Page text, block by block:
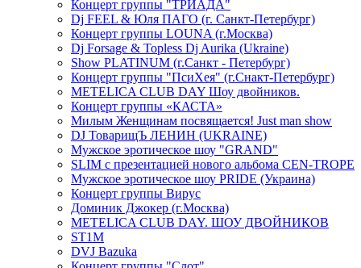
Концерт группы "ТРИАДА"
Dj FEEL & Юля ПАГО (г. Санкт-Петербург)
Концерт группы LOUNA (г.Москва)
Dj Forsage & Topless Dj Aurika (Ukraine)
Show PLATINUM (г.Санкт - Петербург)
Концерт группы "ПсиХея" (г.Снакт-Петербург)
METELICA CLUB DAY Шоу двойников.
Концерт группы «КАСТА»
Милым Женщинам посвящается! Just man show
DJ ТоварищЪ ЛЕНИН (UKRAINE)
Мужское эротическое шоу "GRAND"
SLIM с презентацией нового альбома CEN-TROPE
Мужское эротическое шоу PRIDE (Украина)
Концерт группы Вирус
Доминик Джокер (г.Москва)
METELICA CLUB DAY. ШОУ ДВОЙНИКОВ
ST1M
DVJ Bazuka